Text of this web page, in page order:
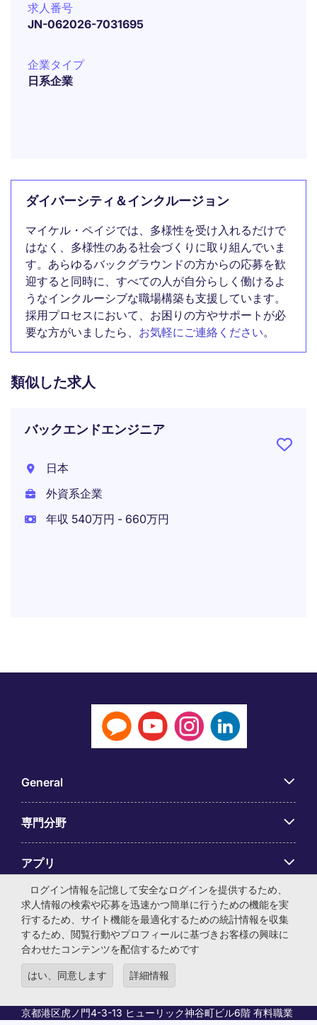
求人番号
JN-062026-7031695
企業タイプ
日系企業
ダイバーシティ＆インクルージョン
マイケル・ペイジでは、多様性を受け入れるだけで
はなく、多様性のある社会づくりに取り組んでいま
す。あらゆるバックグラウンドの方からの応募を歓
迎すると同時に、すべての人が自分らしく働けるよ
うなインクルーシブな職場構築も支援しています。
採用プロセスにおいて、お困りの方やサポートが必
要な方がいましたら、 お気軽にご連絡ください。
類似した求人
バックエンドエンジニア
日本
外資系企業
年収 540万円 - 660万円
General
専門分野
アプリ
Employer Centre
© マイケル・ペイジ・インターナショナル・ジャパン株式会
京都港区虎ノ門4-3-13 ヒューリック神谷町ビル6階 有料職業
ログイン情報を記憶して安全なログインを提供するため、
求人情報の検索や応募を迅速かつ簡単に行うための機能を実
行するため、サイト機能を最適化するための統計情報を収集
するため、閲覧行動やプロフィールに基づきお客様の興味に
合わせたコンテンツを配信するためです
はい、同意します 詳細情報